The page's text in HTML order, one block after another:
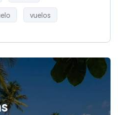
vuelos